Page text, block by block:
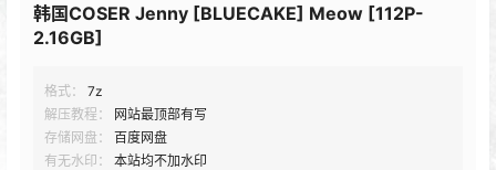
韩国COSER Jenny [BLUECAKE] Meow [112P-
2.16GB]
格式：
7z
解压教程：
网站最顶部有写
存储网盘：
百度网盘
有无水印：
本站均不加水印